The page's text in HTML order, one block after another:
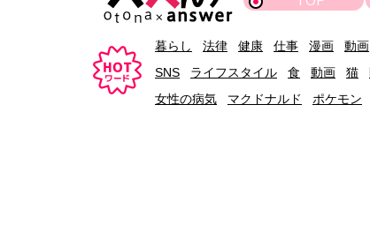
暮らし 法律 健康 仕事 漫画 動画
SNS
ライフスタイル 食 動画 猫
女性の病気
マクドナルド ポケモン